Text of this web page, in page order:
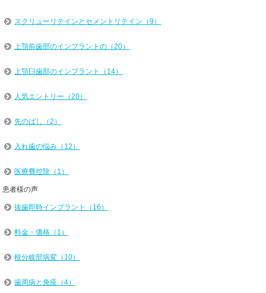
スクリューリテインとセメントリテイン（9）
上顎前歯部のインプラントの（20）
上顎臼歯部のインプラント（14）
人気エントリー（20）
先のばし（2）
入れ歯の悩み（12）
医療費控除（1）
患者様の声
抜歯即時インプラント（16）
料金・価格（1）
根分岐部病変（10）
歯周病と免疫（4）